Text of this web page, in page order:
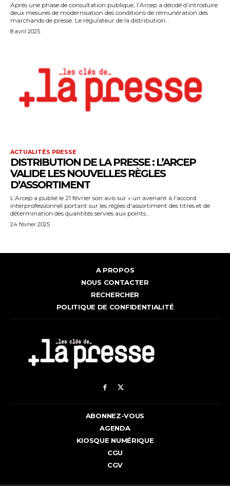
Après une phase de consultation publique, l’Arcep a décidé d’introduire
deux mesures de modernisation des conditions de rémunération des
marchands de presse. Le régulateur de la distribution...
8 avril 2025
ACTUALITÉS PRESSE
DISTRIBUTION DE LA PRESSE : L’ARCEP
VALIDE LES NOUVELLES RÈGLES
D’ASSORTIMENT
L’Arcep a publié le 21 février son avis sur « un avenant à l’accord
interprofessionnel portant sur les règles d'assortiment des titres et de
détermination des quantités servies aux points...
24 février 2025
A PROPOS
NOUS CONTACTER
RECHERCHER
POLITIQUE DE CONFIDENTIALITÉ
ABONNEZ-VOUS
AGENDA
KIOSQUE NUMÉRIQUE
CGU
CGV